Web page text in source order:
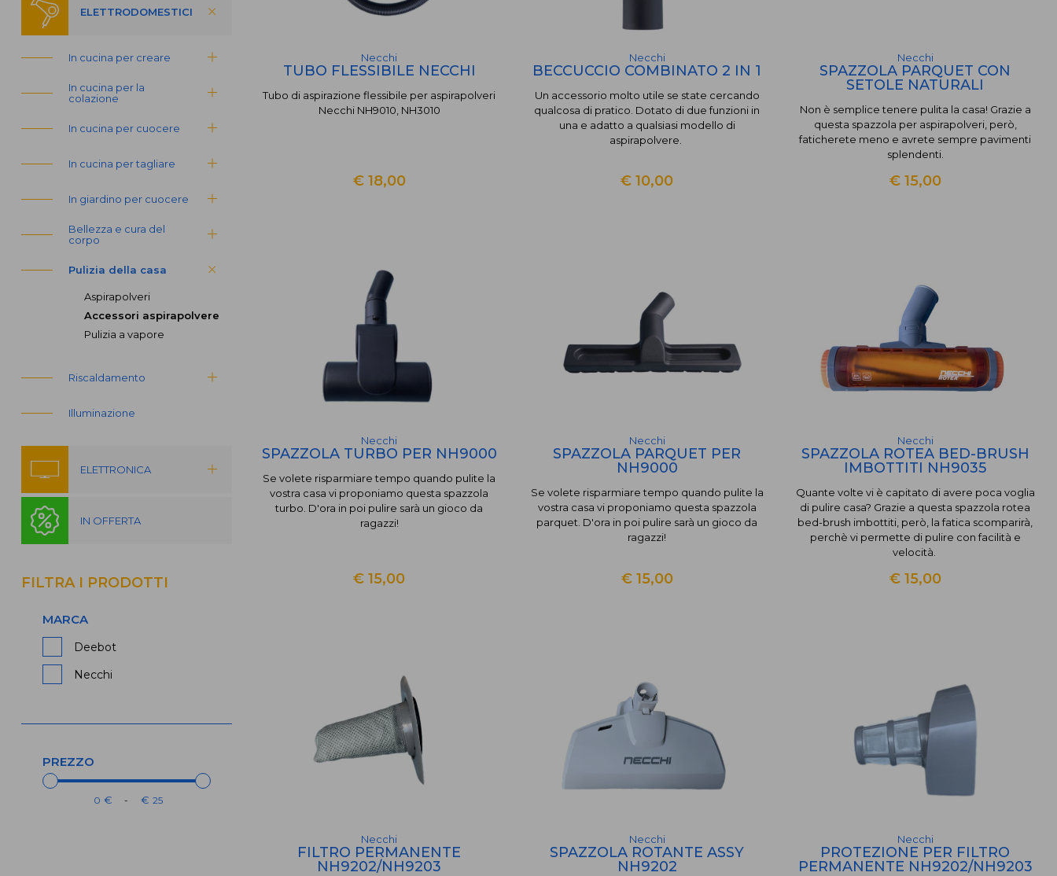
ELETTRODOMESTICI
In cucina per creare
In cucina per la
colazione
In cucina per cuocere
In cucina per tagliare
In giardino per cuocere
Bellezza e cura del
corpo
Pulizia della casa
Aspirapolveri
Accessori aspirapolvere
Pulizia a vapore
Riscaldamento
Illuminazione
ELETTRONICA
IN OFFERTA
FILTRA I PRODOTTI
MARCA
Deebot
Necchi
PREZZO
€ - €
Necchi
TUBO FLESSIBILE NECCHI
Tubo di aspirazione flessibile per aspirapolveri
Necchi NH9010, NH3010
€ 18,00
Necchi
BECCUCCIO COMBINATO 2 IN 1
Un accessorio molto utile se state cercando
qualcosa di pratico. Dotato di due funzioni in
una e adatto a qualsiasi modello di
aspirapolvere.
€ 10,00
Necchi
SPAZZOLA PARQUET CON
SETOLE NATURALI
Non è semplice tenere pulita la casa! Grazie a
questa spazzola per aspirapolveri, però,
faticherete meno e avrete sempre pavimenti
splendenti.
€ 15,00
Necchi
SPAZZOLA TURBO PER NH9000
Se volete risparmiare tempo quando pulite la
vostra casa vi proponiamo questa spazzola
turbo. D'ora in poi pulire sarà un gioco da
ragazzi!
€ 15,00
Necchi
SPAZZOLA PARQUET PER
NH9000
Se volete risparmiare tempo quando pulite la
vostra casa vi proponiamo questa spazzola
parquet. D'ora in poi pulire sarà un gioco da
ragazzi!
€ 15,00
Necchi
SPAZZOLA ROTEA BED-BRUSH
IMBOTTITI NH9035
Quante volte vi è capitato di avere poca voglia
di pulire casa? Grazie a questa spazzola rotea
bed-brush imbottiti, però, la fatica scomparirà,
perchè vi permette di pulire con facilità e
velocità.
€ 15,00
Necchi
FILTRO PERMANENTE
NH9202/NH9203
Necchi
SPAZZOLA ROTANTE ASSY
NH9202
Necchi
PROTEZIONE PER FILTRO
PERMANENTE NH9202/NH9203